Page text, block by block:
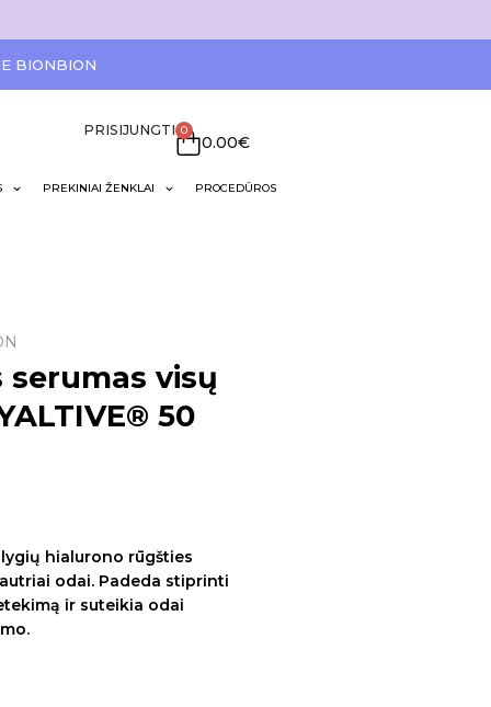
BIONBION
PRISIJUNGTI
0.00€
0
PREKINIAI ŽENKLAI PROCEDŪROS
visų
50
hialurono rūgšties
odai. Padeda stiprinti
ir suteikia odai